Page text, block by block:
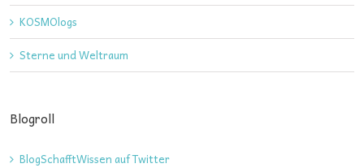
KOSMOlogs
Sterne und Weltraum
Blogroll
BlogSchafftWissen auf Twitter